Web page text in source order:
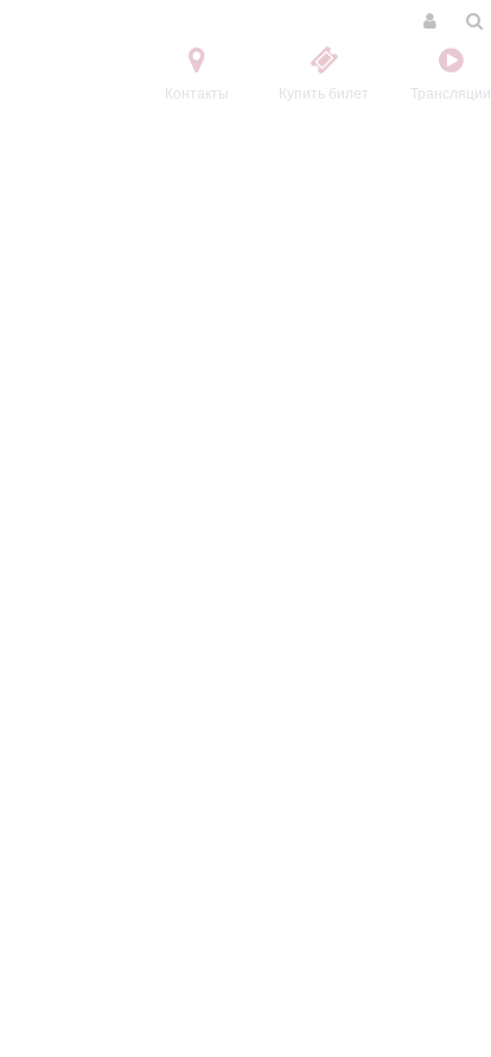
Контакты Купить билет Трансляции